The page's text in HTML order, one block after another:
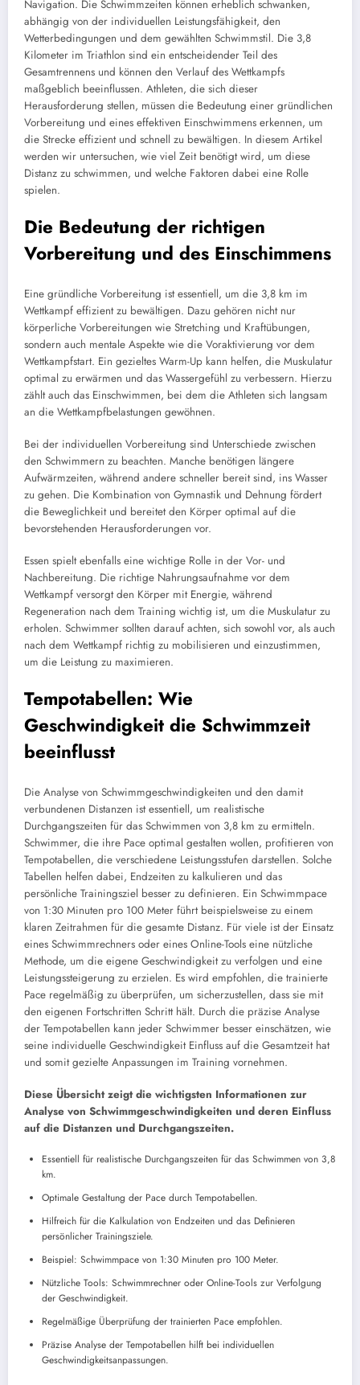
Navigation. Die Schwimmzeiten können erheblich schwanken,
abhängig von der individuellen Leistungsfähigkeit, den
Wetterbedingungen und dem gewählten Schwimmstil. Die 3,8
Kilometer im Triathlon sind ein entscheidender Teil des
Gesamtrennens und können den Verlauf des Wettkampfs
maßgeblich beeinflussen. Athleten, die sich dieser
Herausforderung stellen, müssen die Bedeutung einer gründlichen
Vorbereitung und eines effektiven Einschwimmens erkennen, um
die Strecke effizient und schnell zu bewältigen. In diesem Artikel
werden wir untersuchen, wie viel Zeit benötigt wird, um diese
Distanz zu schwimmen, und welche Faktoren dabei eine Rolle
spielen.
Die Bedeutung der richtigen
Vorbereitung und des Einschimmens
Eine gründliche Vorbereitung ist essentiell, um die 3,8 km im
Wettkampf effizient zu bewältigen. Dazu gehören nicht nur
körperliche Vorbereitungen wie Stretching und Kraftübungen,
sondern auch mentale Aspekte wie die Voraktivierung vor dem
Wettkampfstart. Ein gezieltes Warm-Up kann helfen, die Muskulatur
optimal zu erwärmen und das Wassergefühl zu verbessern. Hierzu
zählt auch das Einschwimmen, bei dem die Athleten sich langsam
an die Wettkampfbelastungen gewöhnen.
Bei der individuellen Vorbereitung sind Unterschiede zwischen
den Schwimmern zu beachten. Manche benötigen längere
Aufwärmzeiten, während andere schneller bereit sind, ins Wasser
zu gehen. Die Kombination von Gymnastik und Dehnung fördert
die Beweglichkeit und bereitet den Körper optimal auf die
bevorstehenden Herausforderungen vor.
Essen spielt ebenfalls eine wichtige Rolle in der Vor- und
Nachbereitung. Die richtige Nahrungsaufnahme vor dem
Wettkampf versorgt den Körper mit Energie, während
Regeneration nach dem Training wichtig ist, um die Muskulatur zu
erholen. Schwimmer sollten darauf achten, sich sowohl vor, als auch
nach dem Wettkampf richtig zu mobilisieren und einzustimmen,
um die Leistung zu maximieren.
Tempotabellen: Wie
Geschwindigkeit die Schwimmzeit
beeinflusst
Die Analyse von Schwimmgeschwindigkeiten und den damit
verbundenen Distanzen ist essentiell, um realistische
Durchgangszeiten für das Schwimmen von 3,8 km zu ermitteln.
Schwimmer, die ihre Pace optimal gestalten wollen, profitieren von
Tempotabellen, die verschiedene Leistungsstufen darstellen. Solche
Tabellen helfen dabei, Endzeiten zu kalkulieren und das
persönliche Trainingsziel besser zu definieren. Ein Schwimmpace
von 1:30 Minuten pro 100 Meter führt beispielsweise zu einem
klaren Zeitrahmen für die gesamte Distanz. Für viele ist der Einsatz
eines Schwimmrechners oder eines Online-Tools eine nützliche
Methode, um die eigene Geschwindigkeit zu verfolgen und eine
Leistungssteigerung zu erzielen. Es wird empfohlen, die trainierte
Pace regelmäßig zu überprüfen, um sicherzustellen, dass sie mit
den eigenen Fortschritten Schritt hält. Durch die präzise Analyse
der Tempotabellen kann jeder Schwimmer besser einschätzen, wie
seine individuelle Geschwindigkeit Einfluss auf die Gesamtzeit hat
und somit gezielte Anpassungen im Training vornehmen.
Diese Übersicht zeigt die wichtigsten Informationen zur
Analyse von Schwimmgeschwindigkeiten und deren Einfluss
auf die Distanzen und Durchgangszeiten.
Essentiell für realistische Durchgangszeiten für das Schwimmen von 3,8
km.
Optimale Gestaltung der Pace durch Tempotabellen.
Hilfreich für die Kalkulation von Endzeiten und das Definieren
persönlicher Trainingsziele.
Beispiel: Schwimmpace von 1:30 Minuten pro 100 Meter.
Nützliche Tools: Schwimmrechner oder Online-Tools zur Verfolgung
der Geschwindigkeit.
Regelmäßige Überprüfung der trainierten Pace empfohlen.
Präzise Analyse der Tempotabellen hilft bei individuellen
Geschwindigkeitsanpassungen.